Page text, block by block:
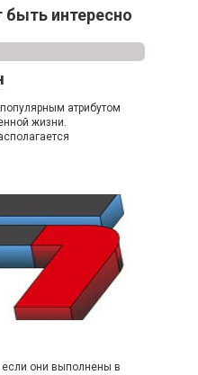
интересно
атрибутом
жизни.
они выполнены в